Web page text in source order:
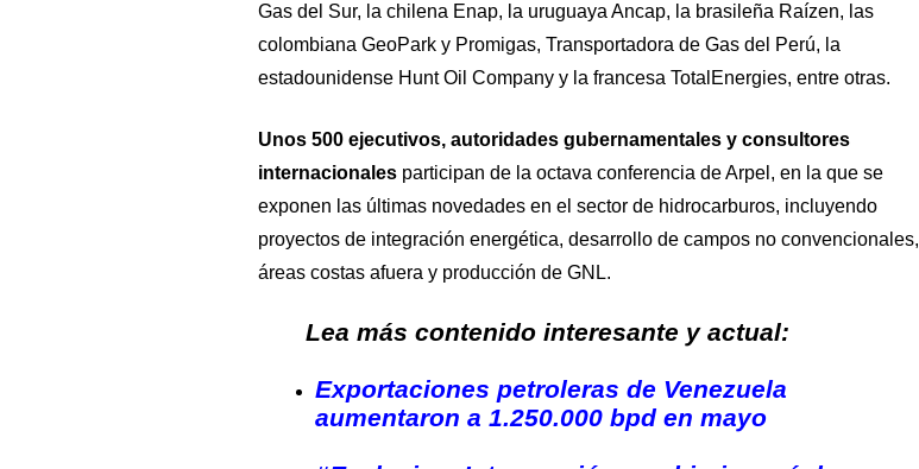
Gas del Sur, la chilena Enap, la uruguaya Ancap, la brasileña Raízen, las
colombiana GeoPark y Promigas, Transportadora de Gas del Perú, la
estadounidense Hunt Oil Company y la francesa TotalEnergies, entre otras.
Unos 500 ejecutivos, autoridades gubernamentales y consultores
internacionalesparticipan de la octava conferencia de Arpel, en la que se
exponen las últimas novedades en el sector de hidrocarburos, incluyendo
proyectos de integración energética, desarrollo de campos no convencionales,
áreas costas afuera y producción de GNL.
Lea más contenido interesante y actual:
Exportaciones petroleras de Venezuela
aumentaron a 1.250.000 bpd en mayo